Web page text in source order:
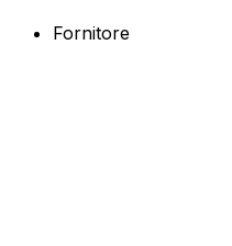
Fornitore